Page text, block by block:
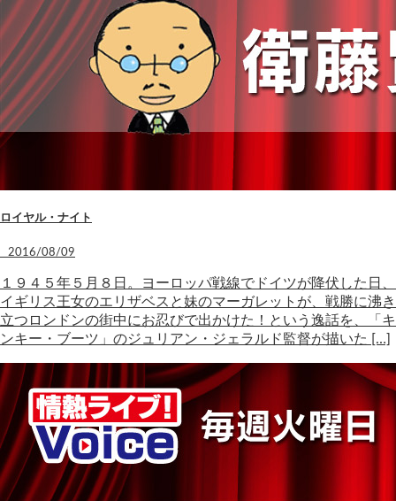
ロイヤル・ナイト
2016/08/09
１９４５年５月８日。ヨーロッパ戦線でドイツが降伏した日、
イギリス王女のエリザベスと妹のマーガレットが、戦勝に沸き
立つロンドンの街中にお忍びで出かけた！という逸話を、「キ
ンキー・ブーツ」のジュリアン・ジェラルド監督が描いた […]